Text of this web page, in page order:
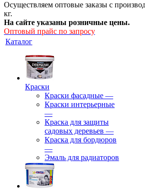
Осуществляем оптовые заказы с
кг.
На сайте указаны розничные цены.
Оптовый прайс по запросу
Каталог
Краски
Краски фасадные —
Краски интерьерные
—
Краска для защиты
садовых деревьев —
⁠Краска для бордюров
—
Эмаль для радиаторов